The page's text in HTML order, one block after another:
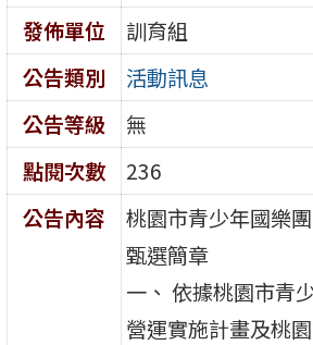
發佈單位
訓育組
公告類別
活動訊息
公告等級
無
點閱次數
236
公告內容
桃園市青少年國樂
甄選簡章
一、 依據桃園市青
營運實施計畫及桃